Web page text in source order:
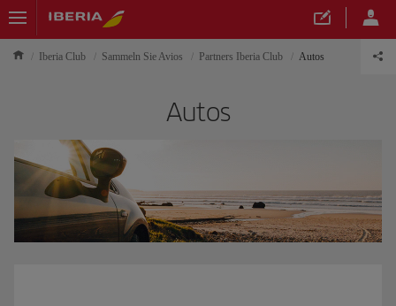
Iberia Club Sammeln Sie Avios Partners Iberia Club Autos
Autos